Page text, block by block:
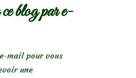
blog par e-
mail pour vous
une